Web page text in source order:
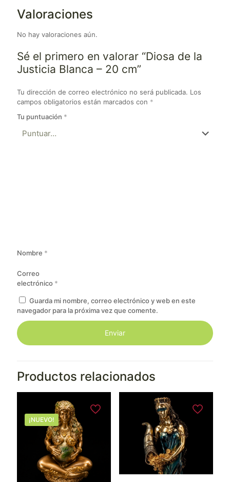
Valoraciones
No hay valoraciones aún.
Sé el primero en valorar “Diosa de la
Justicia Blanca – 20 cm”
Tu dirección de correo electrónico no será publicada. Los
campos obligatorios están marcados con *
Tu puntuación *
Nombre *
Correo
electrónico *
Guarda mi nombre, correo electrónico y web en este
navegador para la próxima vez que comente.
Productos relacionados
¡NUEVO!